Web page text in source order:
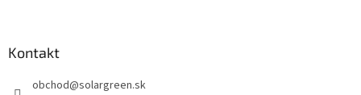
Kontakt
obchod@solargreen.sk